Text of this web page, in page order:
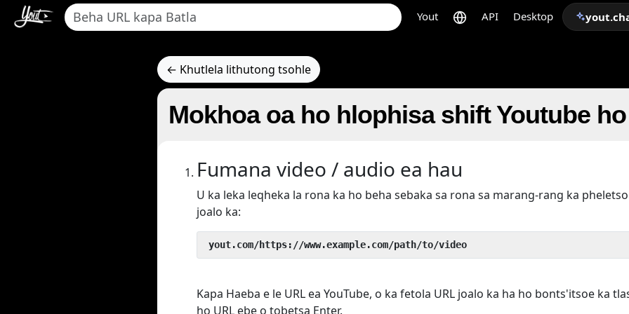
Yout API Desktop
← Khutlela lithutong tsohle
Mokhoa oa ho hlophisa shift Youtube
Fumana video / audio ea hau
U ka leka leqheka la rona ka ho beha sebaka sa rona sa marang-rang ka
joalo ka:
yout.com/https://www.example.com/path/to/video
Kapa Haeba e le URL ea YouTube, o ka fetola URL joalo ka ha ho bonts'itsoe ka
ho URL ebe o tobetsa Enter.